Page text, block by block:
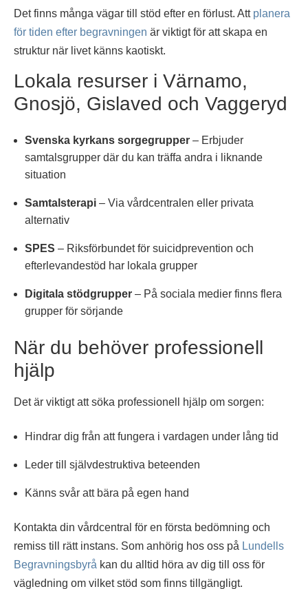
Det finns många vägar till stöd efter en förlust. Att planera
för tiden efter begravningen är viktigt för att skapa en
struktur när livet känns kaotiskt.
Lokala resurser i Värnamo,
Gnosjö, Gislaved och Vaggeryd
Svenska kyrkans sorgegrupper – Erbjuder
samtalsgrupper där du kan träffa andra i liknande
situation
Samtalsterapi – Via vårdcentralen eller privata
alternativ
SPES – Riksförbundet för suicidprevention och
efterlevandestöd har lokala grupper
Digitala stödgrupper – På sociala medier finns flera
grupper för sörjande
När du behöver professionell
hjälp
Det är viktigt att söka professionell hjälp om sorgen:
Hindrar dig från att fungera i vardagen under lång tid
Leder till självdestruktiva beteenden
Känns svår att bära på egen hand
Kontakta din vårdcentral för en första bedömning och
remiss till rätt instans. Som anhörig hos oss på Lundells
Begravningsbyrå kan du alltid höra av dig till oss för
vägledning om vilket stöd som finns tillgängligt.